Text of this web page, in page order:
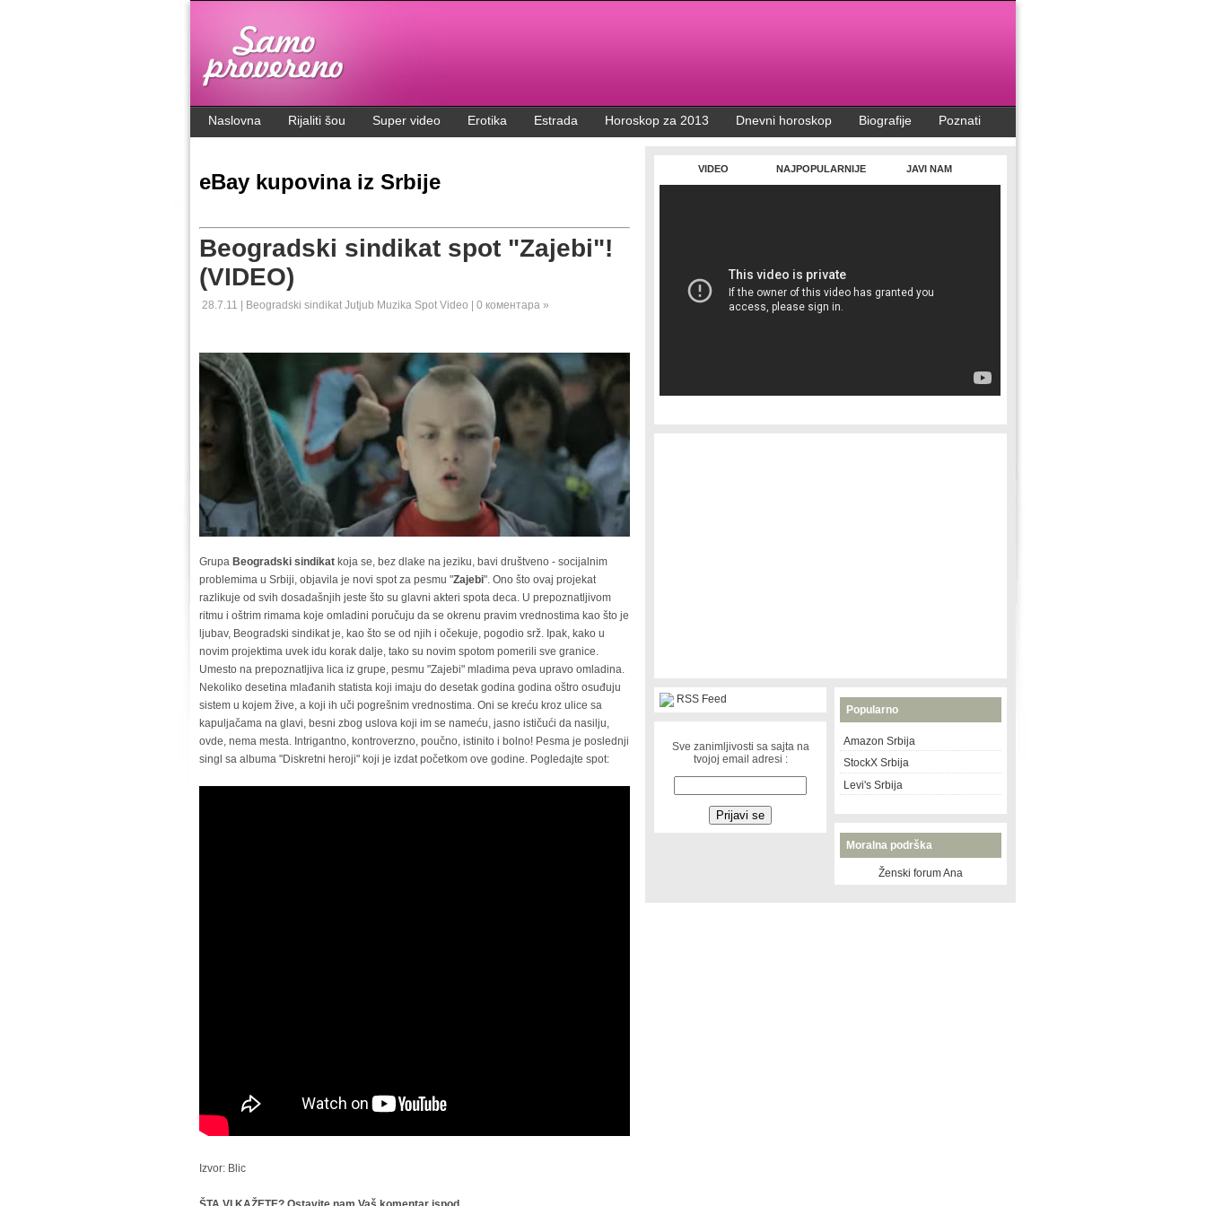
Naslovna Rijaliti šou Super video Erotika Estrada Horoskop za 2013 Dnevni horoskop Biografije Poznati
eBay kupovina iz Srbije
Beogradski sindikat spot "Zajebi"!
(VIDEO)
28.7.11 | Beogradski sindikat Jutjub Muzika Spot Video 0 коментара »
Grupa Beogradski sindikat koja se, bez dlake na jeziku, bavi društveno - socijalnim
problemima u Srbiji, objavila je novi spot za pesmu "Zajebi". Ono što ovaj projekat
razlikuje od svih dosadašnjih jeste što su glavni akteri spota deca. U prepoznatljivom
ritmu i oštrim rimama koje omladini poručuju da se okrenu pravim vrednostima kao što je
ljubav, Beogradski sindikat je, kao što se od njih i očekuje, pogodio srž. Ipak, kako u
novim projektima uvek idu korak dalje, tako su novim spotom pomerili sve granice.
Umesto na prepoznatljiva lica iz grupe, pesmu "Zajebi" mladima peva upravo omladina.
Nekoliko desetina mlađanih statista koji imaju do desetak godina godina oštro osuđuju
sistem u kojem žive, a koji ih uči pogrešnim vrednostima. Oni se kreću kroz ulice sa
kapuljačama na glavi, besni zbog uslova koji im se nameću, jasno ističući da nasilju,
ovde, nema mesta. Intrigantno, kontroverzno, poučno, istinito i bolno! Pesma je poslednji
singl sa albuma "Diskretni heroji" koji je izdat početkom ove godine. Pogledajte spot:
Izvor: Blic
VIDEO NAJPOPULARNIJE JAVI NAM
RSS Feed
Sve zanimljivosti sa sajta na
tvojoj email adresi :
Popularno
Amazon Srbija
StockX Srbija
Levi's Srbija
Moralna podrška
Ženski forum Ana